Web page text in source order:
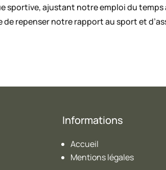
sportive, ajustant notre emploi du
repenser notre rapport au sport et
Informations
Accueil
Mentions légales